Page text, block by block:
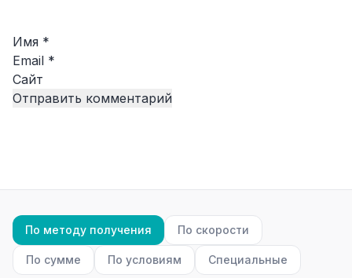
Имя *
Email *
Сайт
По методу получения По скорости
По сумме По условиям Специальные